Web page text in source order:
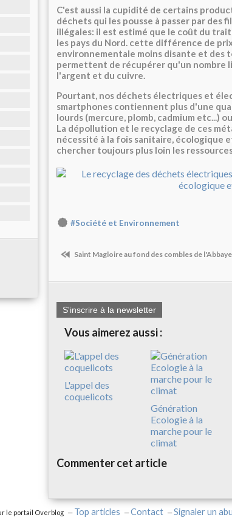
C'est aussi la cupidité de certains
déchets qui les pousse à passer par
illégales: il est estimé que le coût du
les pays du Nord. cette différence de
environnementale moins disante et des
permettent de récupérer qu'un nombre
l'argent et du cuivre.
Pourtant, nos déchets électriques et
smartphones contiennent plus d'une
lourds (mercure, plomb, cadmium etc...)
La dépollution et le recyclage de ces
nécessité à la fois sanitaire, écologique
chercher toujours plus loin les
#Société et Environnement
Saint Magloire au fond des combles de
S'inscrire à la newsletter
Vous aimerez aussi :
L'appel des
coquelicots
Génération
Ecologie à la
marche pour le
climat
Commenter cet article
le portail Overblog Top articles Contact Signaler un